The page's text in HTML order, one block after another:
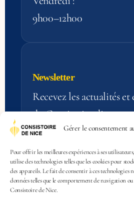
Gérer le consentement
Pour offrir les meilleures expériences à ses
utilise des technologies telles que les cookies pour
des appareils. Le fait de consentir à ces technologies
données telles que le comportement de navigation
Consistoire de Nice.
9h00–12h00
Newsletter
Recevez les actualités et
du Consistoire
S'inscrire